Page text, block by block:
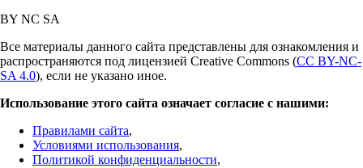
BY NC SA
Все материалы данного сайта представлены для ознакомления и
распространяются под лицензией Creative Commons (CC BY-NC-
SA 4.0), если не указано иное.
Использование этого сайта означает согласие с нашими:
Правилами сайта,
Условиями использования,
Политикой конфиденциальности,